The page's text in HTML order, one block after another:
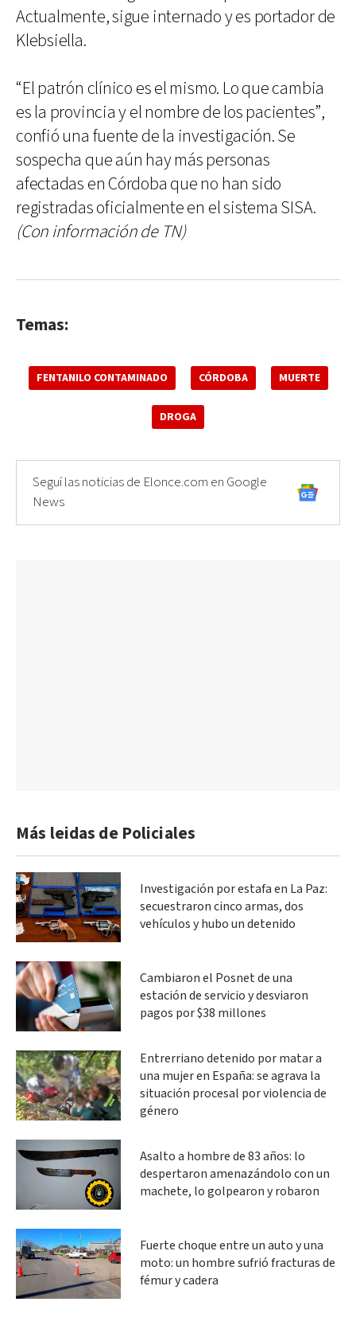
Actualmente, sigue internado y es portador de
Klebsiella.
“El patrón clínico es el mismo. Lo que cambia
es la provincia y el nombre de los pacientes”,
confió una fuente de la investigación. Se
sospecha que aún hay más personas
afectadas en Córdoba que no han sido
registradas oficialmente en el sistema SISA.
(Con información de TN)
Temas:
FENTANILO CONTAMINADO CÓRDOBA MUERTE
DROGA
Seguí las noticias de Elonce.com en Google
News
Más leidas de Policiales
Investigación por estafa en La Paz:
secuestraron cinco armas, dos
vehículos y hubo un detenido
Cambiaron el Posnet de una
estación de servicio y desviaron
pagos por $38 millones
Entrerriano detenido por matar a
una mujer en España: se agrava la
situación procesal por violencia de
género
Asalto a hombre de 83 años: lo
despertaron amenazándolo con un
machete, lo golpearon y robaron
Fuerte choque entre un auto y una
moto: un hombre sufrió fracturas de
fémur y cadera